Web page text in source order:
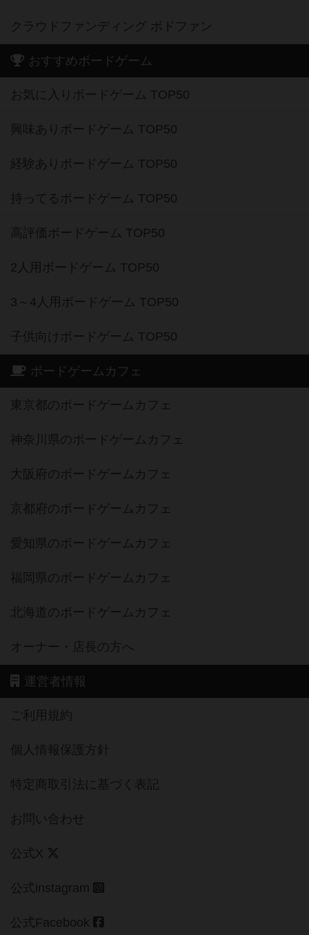
クラウドファンディング ボドファン
おすすめボードゲーム
お気に入りボードゲーム TOP50
興味ありボードゲーム TOP50
経験ありボードゲーム TOP50
持ってるボードゲーム TOP50
高評価ボードゲーム TOP50
2人用ボードゲーム TOP50
3～4人用ボードゲーム TOP50
子供向けボードゲーム TOP50
ボードゲームカフェ
東京都のボードゲームカフェ
神奈川県のボードゲームカフェ
大阪府のボードゲームカフェ
京都府のボードゲームカフェ
愛知県のボードゲームカフェ
福岡県のボードゲームカフェ
北海道のボードゲームカフェ
オーナー・店長の方へ
運営者情報
ご利用規約
個人情報保護方針
特定商取引法に基づく表記
お問い合わせ
公式X
公式instagram
公式Facebook